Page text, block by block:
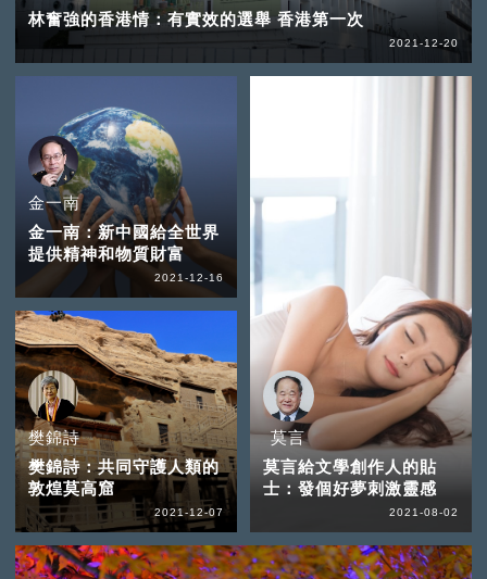
林奮強的香港情：有實效的選舉 香港第一次
2021-12-20
金一南
金一南：新中國給全世界
提供精神和物質財富
2021-12-16
樊錦詩
樊錦詩：共同守護人類的
敦煌莫高窟
2021-12-07
莫言
莫言給文學創作人的貼
士：發個好夢刺激靈感
2021-08-02